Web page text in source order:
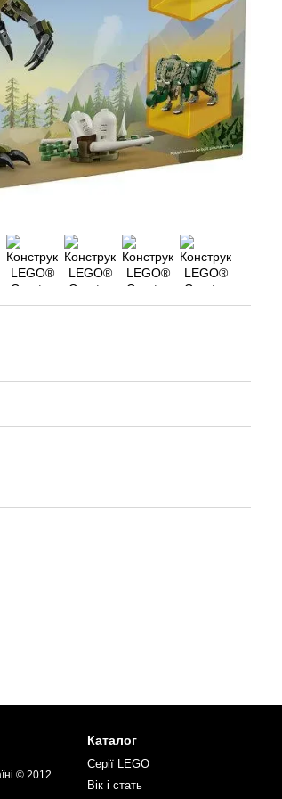
© 2012
Каталог
Серії LEGO
Вік і стать